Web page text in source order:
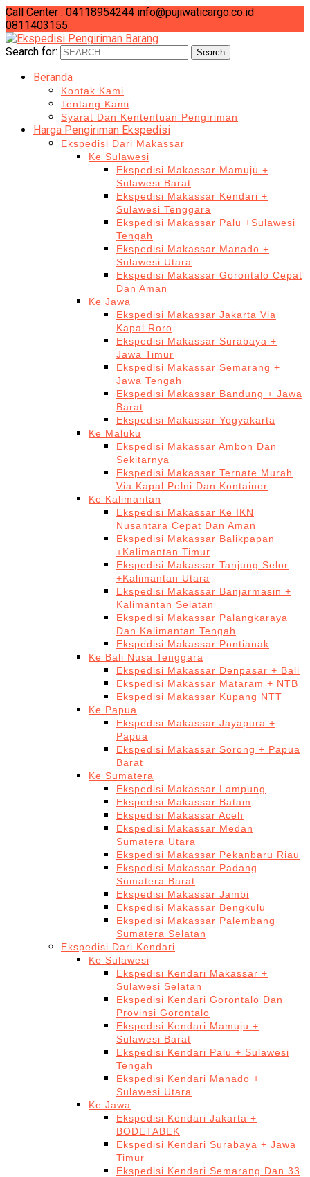
Call Center : 04118954244 info@pujiwaticargo.co.id
0811403155
Search for:
Search
Beranda
Kontak Kami
Tentang Kami
Syarat Dan Kententuan Pengiriman
Harga Pengiriman Ekspedisi
Ekspedisi Dari Makassar
Ke Sulawesi
Ekspedisi Makassar Mamuju +
Sulawesi Barat
Ekspedisi Makassar Kendari +
Sulawesi Tenggara
Ekspedisi Makassar Palu +Sulawesi
Tengah
Ekspedisi Makassar Manado +
Sulawesi Utara
Ekspedisi Makassar Gorontalo Cepat
Dan Aman
Ke Jawa
Ekspedisi Makassar Jakarta Via
Kapal Roro
Ekspedisi Makassar Surabaya +
Jawa Timur
Ekspedisi Makassar Semarang +
Jawa Tengah
Ekspedisi Makassar Bandung + Jawa
Barat
Ekspedisi Makassar Yogyakarta
Ke Maluku
Ekspedisi Makassar Ambon Dan
Sekitarnya
Ekspedisi Makassar Ternate Murah
Via Kapal Pelni Dan Kontainer
Ke Kalimantan
Ekspedisi Makassar Ke IKN
Nusantara Cepat Dan Aman
Ekspedisi Makassar Balikpapan
+Kalimantan Timur
Ekspedisi Makassar Tanjung Selor
+Kalimantan Utara
Ekspedisi Makassar Banjarmasin +
Kalimantan Selatan
Ekspedisi Makassar Palangkaraya
Dan Kalimantan Tengah
Ekspedisi Makassar Pontianak
Ke Bali Nusa Tenggara
Ekspedisi Makassar Denpasar + Bali
Ekspedisi Makassar Mataram + NTB
Ekspedisi Makassar Kupang NTT
Ke Papua
Ekspedisi Makassar Jayapura +
Papua
Ekspedisi Makassar Sorong + Papua
Barat
Ke Sumatera
Ekspedisi Makassar Lampung
Ekspedisi Makassar Batam
Ekspedisi Makassar Aceh
Ekspedisi Makassar Medan
Sumatera Utara
Ekspedisi Makassar Pekanbaru Riau
Ekspedisi Makassar Padang
Sumatera Barat
Ekspedisi Makassar Jambi
Ekspedisi Makassar Bengkulu
Ekspedisi Makassar Palembang
Sumatera Selatan
Ekspedisi Dari Kendari
Ke Sulawesi
Ekspedisi Kendari Makassar +
Sulawesi Selatan
Ekspedisi Kendari Gorontalo Dan
Provinsi Gorontalo
Ekspedisi Kendari Mamuju +
Sulawesi Barat
Ekspedisi Kendari Palu + Sulawesi
Tengah
Ekspedisi Kendari Manado +
Sulawesi Utara
Ke Jawa
Ekspedisi Kendari Jakarta +
BODETABEK
Ekspedisi Kendari Surabaya + Jawa
Timur
Ekspedisi Kendari Semarang Dan 33